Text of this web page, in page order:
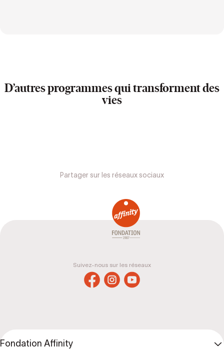
D’autres programmes qui transforment des
vies
Partager sur les réseaux sociaux
Suivez-nous sur les réseaux
Fondation Affinity